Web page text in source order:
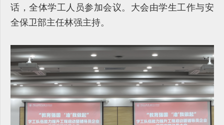
话，全体学工人员参加会议。大会由学生工作与安
全保卫部主任林强主持。